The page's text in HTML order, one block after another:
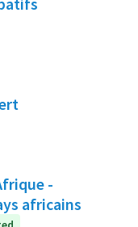
-
africains